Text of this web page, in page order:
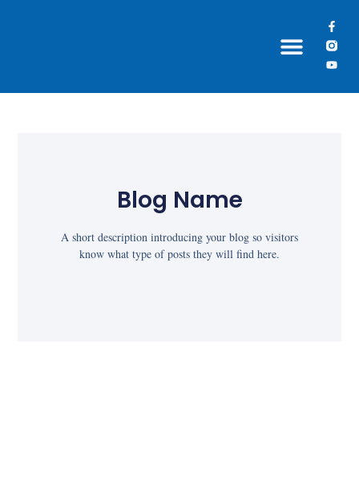
Blog Name
A short description introducing your blog so visitors
know what type of posts they will find here.